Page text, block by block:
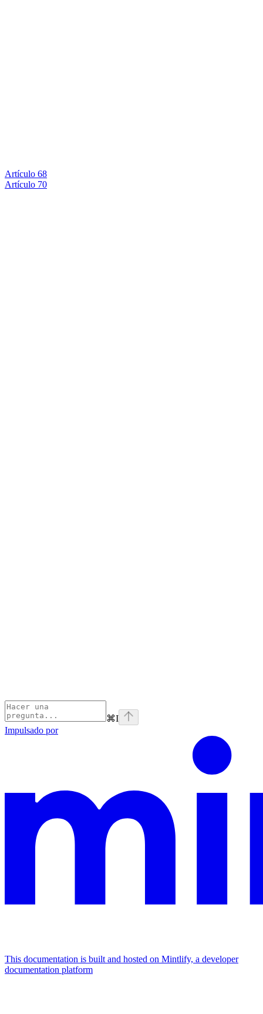
Artículo 68
Artículo 70
⌘I
Impulsado por
This documentation is built and hosted on Mintlify, a developer
documentation platform